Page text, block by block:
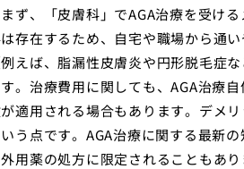
ず、「皮膚科」でAGA治療を受け
存在するため、自宅や職場から通
えば、脂漏性皮膚炎や円形脱毛症
。治療費用に関しても、AGA治療
適用される場合もあります。デメ
う点です。AGA治療に関する最新
用薬の処方に限定されることもあ